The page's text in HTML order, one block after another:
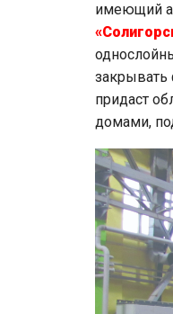
имеющий
закрывать
придаст
домами,